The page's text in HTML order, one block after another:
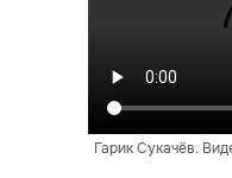
Гарик Сукачёв.